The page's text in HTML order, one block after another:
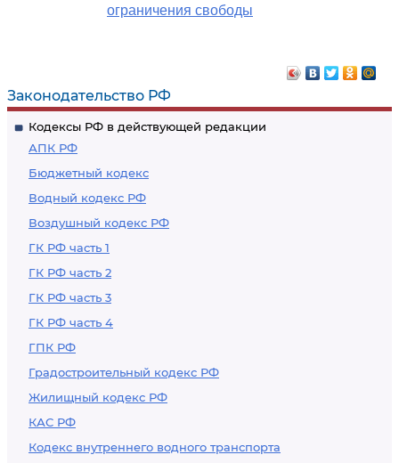
Законодательство РФ
Кодексы РФ в действующей редакции
АПК РФ
Бюджетный кодекс
Водный кодекс РФ
Воздушный кодекс РФ
ГК РФ часть 1
ГК РФ часть 2
ГК РФ часть 3
ГК РФ часть 4
ГПК РФ
Градостроительный кодекс РФ
Жилищный кодекс РФ
КАС РФ
Кодекс внутреннего водного транспорта
ограничения свободы